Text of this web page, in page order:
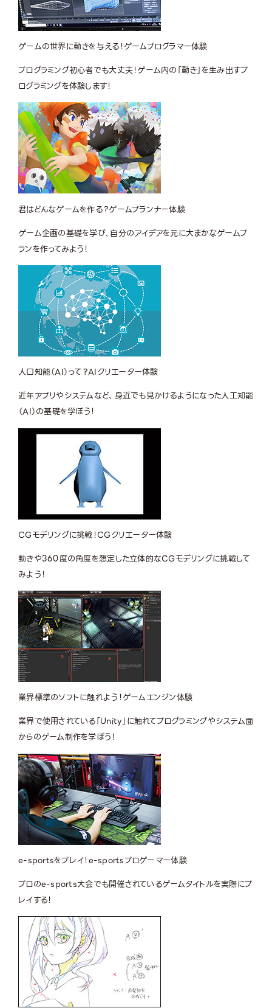
ゲームの世界に動きを与える！ゲームプログラマー体験
プログラミング初心者でも大丈夫！ゲーム内の「動き」を生み出すプ
ログラミングを体験します！
君はどんなゲームを作る？ゲームプランナー体験
ゲーム企画の基礎を学び、自分のアイデアを元に大まかなゲームプ
ランを作ってみよう！
人口知能（AI）って？AIクリエーター体験
近年アプリやシステムなど、身近でも見かけるようになった人工知能
（AI）の基礎を学ぼう！
CGモデリングに挑戦！CGクリエーター体験
動きや360度の角度を想定した立体的なCGモデリングに挑戦して
みよう！
業界標準のソフトに触れよう！ゲームエンジン体験
業界で使用されている「Unity」に触れてプログラミングやシステム面
からのゲーム制作を学ぼう！
e-sportsをプレイ！e-sportsプロゲーマー体験
プロのe-sports大会でも開催されているゲームタイトルを実際にプ
レイする！